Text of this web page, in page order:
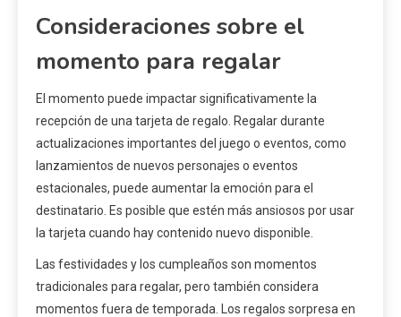
Consideraciones sobre el
momento para regalar
El momento puede impactar significativamente la
recepción de una tarjeta de regalo. Regalar durante
actualizaciones importantes del juego o eventos, como
lanzamientos de nuevos personajes o eventos
estacionales, puede aumentar la emoción para el
destinatario. Es posible que estén más ansiosos por usar
la tarjeta cuando hay contenido nuevo disponible.
Las festividades y los cumpleaños son momentos
tradicionales para regalar, pero también considera
momentos fuera de temporada. Los regalos sorpresa en